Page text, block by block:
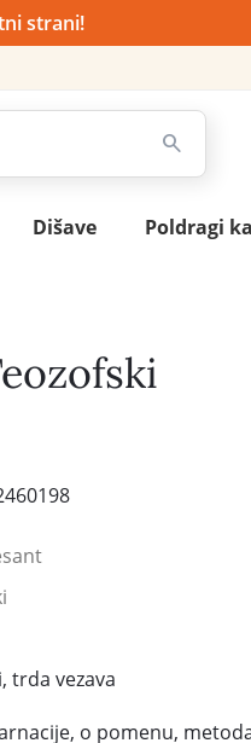
strani!
Dišave Poldragi
trda vezava
o pomenu,